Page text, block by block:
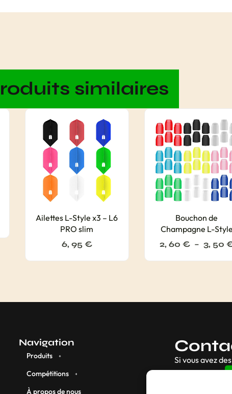
similaires
Ailettes L-Style x3 – L6
PRO slim
6, 95 €
Bouchon de
Champagne L-Style
2, 60 € – 3, 50
Navigation
Produits
Compétitions
À propos de nous
Si vous avez